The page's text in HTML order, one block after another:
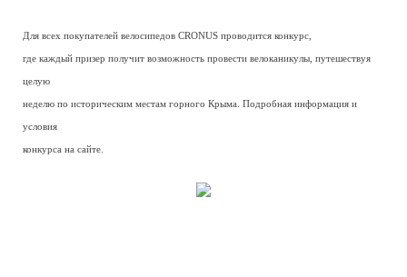
Для всех покупателей велосипедов CRONUS проводится конкурс,
где каждый призер получит возможность провести велоканикулы, путешествуя
целую
неделю по историческим местам горного Крыма. Подробная информация и
условия
конкурса на сайте.